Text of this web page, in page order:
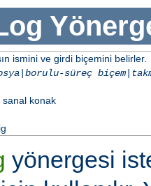
ismini ve girdi biçemini belirler.
|borulu-süreç biçem|
konak
yönergesi